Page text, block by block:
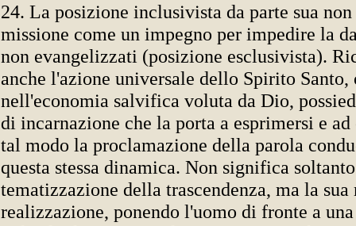
24. La posizione inclusivista da parte sua
missione come un impegno per impedire la
non evangelizzati (posizione esclusivista).
anche l'azione universale dello Spirito Santo,
nell'economia salvifica voluta da Dio,
di incarnazione che la porta a esprimersi e
tal modo la proclamazione della parola
questa stessa dinamica. Non significa
tematizzazione della trascendenza, ma la sua
realizzazione, ponendo l'uomo di fronte a